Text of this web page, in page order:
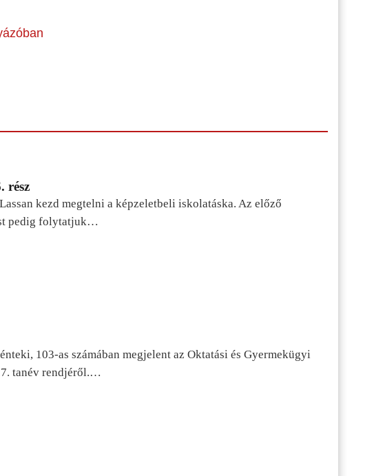
rész
kezd megtelni a képzeletbeli iskolatáska. Az előző
pedig folytatjuk…
103-as számában megjelent az Oktatási és Gyermekügyi
tanév rendjéről.…